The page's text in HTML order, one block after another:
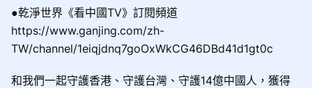
●乾淨世界《看中國TV》訂閱頻道
https://www.ganjing.com/zh-
TW/channel/1eiqjdnq7goOxWkCG46DBd41d1gt0c
和我們一起守護香港、守護台灣、守護14億中國人，獲得